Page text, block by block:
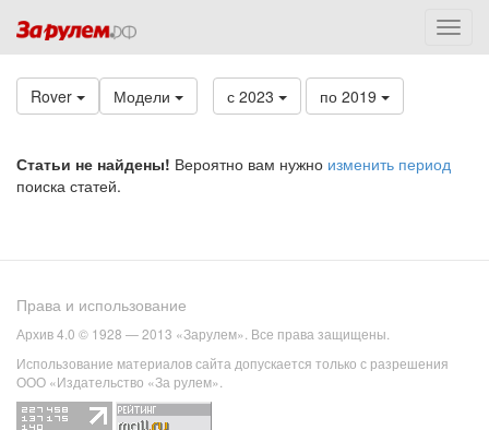
Rover Модели с 2023 по 2019
Статьи не найдены! Вероятно вам нужно изменить период
поиска статей.
Права и использование
Архив 4.0 © 1928 — 2013 «Зарулем». Все права защищены.
Использование материалов сайта допускается только с разрешения
ООО «Издательство «За рулем».